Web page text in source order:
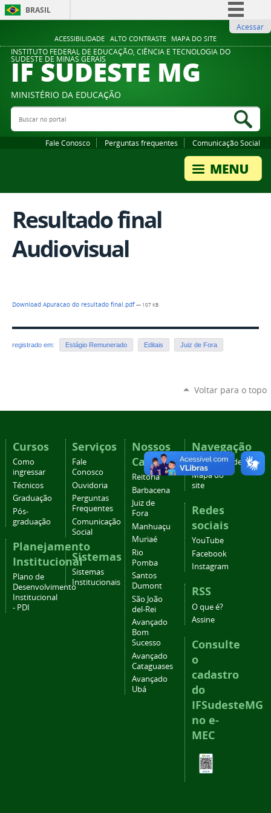
ACESSIBILIDADE ALTO CONTRASTE MAPA DO SITE
BRASIL
Comunica BR
Participe
Legislação
Acessar
INSTITUTO FEDERAL DE EDUCAÇÃO, CIÊNCIA E TECNOLOGIA DO
SUDESTE DE MINAS GERAIS
IF SUDESTE MG
MINISTÉRIO DA EDUCAÇÃO
Buscar no portal
Fale Conosco Perguntas frequentes Comunicação Social
Resultado final
Audiovisual
Download Apuracao do resultado final.pdf— 107 KB
registrado em: Estágio Remunerado Editais Juiz de Fora
Voltar para o topo
Cursos
Como
ingressar
Técnicos
Graduação
Pós-
graduação
Planejamento
Institucional
Plano de
Desenvolvimento
Institucional
- PDI
Serviços
Fale
Conosco
Ouvidoria
Perguntas
Frequentes
Comunicação
Social
Sistemas
Sistemas
Institucionais
Nossos
Campi
Reitoria
Barbacena
Juiz de
Fora
Manhuaçu
Muriaé
Rio
Pomba
Santos
Dumont
São João
del-Rei
Avançado
Bom
Sucesso
Avançado
Cataguases
Avançado
Ubá
Navegação
Acessibilidade
Mapa do
site
Redes
sociais
YouTube
Facebook
Instagram
RSS
O que é?
Assine
Consulte
o
cadastro
do
IFSudesteMG
no e-
MEC